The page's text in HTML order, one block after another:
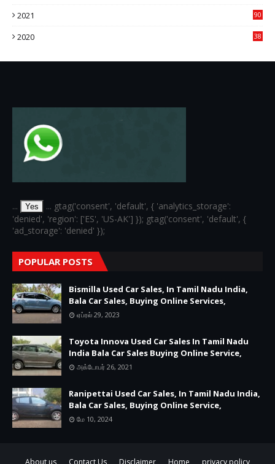
2021
90
2020
38
... Yes
... gtag('consent', 'default', { 'analytics_storage':
'denied', 'region': ['ES', 'US-AK'] }); gtag('consent', 'default', {
'ad_storage': 'denied' });
POPULAR POSTS
Bismilla Used Car Sales, In Tamil Nadu India,
Bala Car Sales, Buying Online Services,
ஏப்ரல் 29, 2023
Toyota Innova Used Car Sales In Tamil Nadu
India Bala Car Sales Buying Online Service,
அக்டோபர் 26, 2021
Ranipettai Used Car Sales, In Tamil Nadu India,
Bala Car Sales, Buying Online Service,
மே 10, 2024
About us Contact Us Disclaimer Home privacy policy